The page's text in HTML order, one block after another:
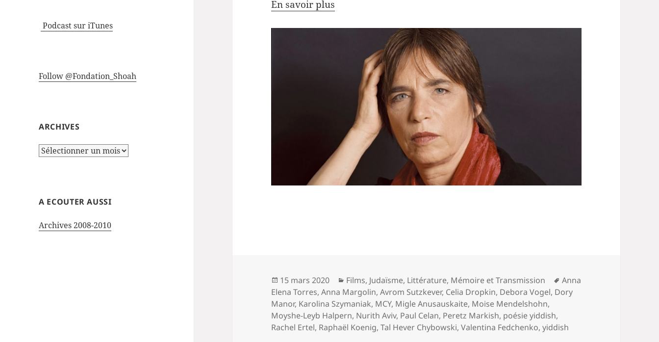
Podcast sur iTunes
Follow @Fondation_Shoah
ARCHIVES
Archives
A ECOUTER AUSSI
Archives 2008-2010
pour
En savoir plus
Publié
le
15 mars 2020 Catégories
Films, Judaïsme, Littérature, Mémoire et Transmission
Mots-
clés
Anna
Elena Torres,Anna Margolin,Avrom Sutzkever, Celia Dropkin, Debora Vogel, Dory
Manor, Karolina Szymaniak, MCY, Migle Anusauskaite, Moise Mendelshohn,
Moyshe-Leyb Halpern, Nurith Aviv, Paul Celan, Peretz Markish, poésie yiddish,
Rachel Ertel, Raphaël Koenig,Tal Hever Chybowski,Valentina Fedchenko,yiddish